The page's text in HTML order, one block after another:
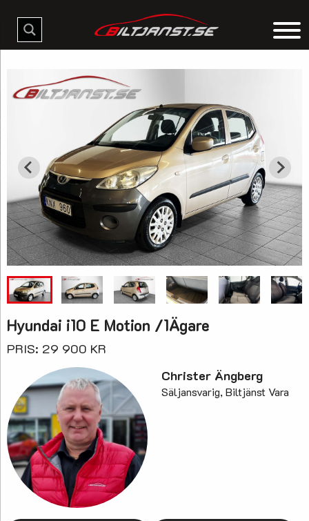
Hyundai i10 E Motion /1Ägare
PRIS: 29 900 KR
Christer Ängberg
Säljansvarig, Biltjänst Vara